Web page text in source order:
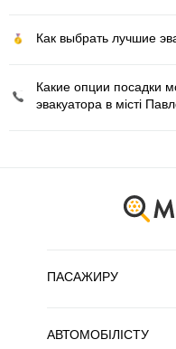
Как выбрать лучшие
Какие опции посадки
эвакуатора в місті
ПАСАЖИРУ
АВТОМОБІЛІСТУ